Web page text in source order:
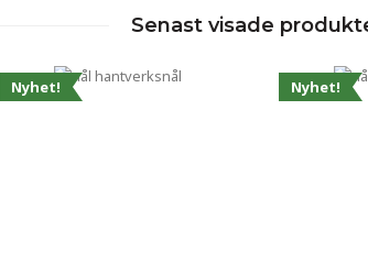
Senast visade
Nyhet! Nyhet!